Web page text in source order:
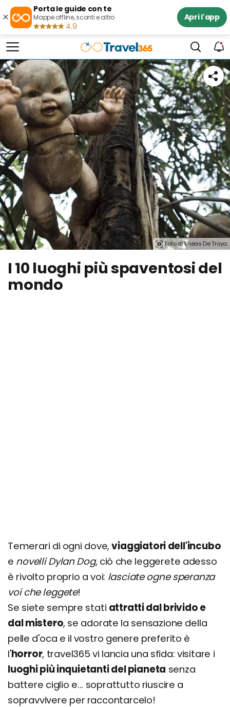
×
Porta le guide con te
Mappe offline, sconti e altro
4.9
Apri l'app
Foto di Eneas De Troya.
I 10 luoghi più spaventosi del
mondo
Temerari di ogni dove,viaggiatori dell'incubo
e novelli Dylan Dog, ciò che leggerete adesso
è rivolto proprio a voi: lasciate ogne speranza
voi che leggete!
Se siete sempre stati attratti dal brivido e
dal mistero, se adorate la sensazione della
pelle d'oca e il vostro genere preferito è
l'horror, travel365 vi lancia una sfida: visitare i
luoghi più inquietanti del pianeta senza
battere ciglio e... soprattutto riuscire a
sopravvivere per raccontarcelo!